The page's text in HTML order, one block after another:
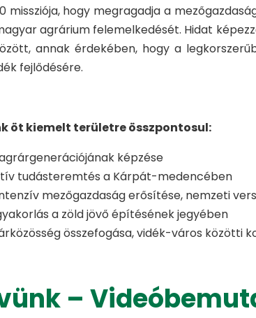
missziója, hogy megragadja a
agrárium felemelkedését. Hidat
annak érdekében, hogy a
fejlődésére.
öt kiemelt területre összpontosul:
képzése
tudásteremtés a Kárpát-medencében
mezőgazdaság erősítése, nemzeti
a zöld jövő építésének jegyében
összefogása, vidék-város közötti
–